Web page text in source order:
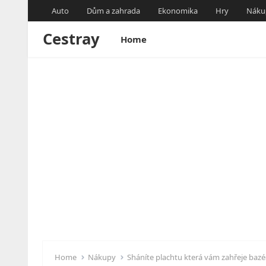
Auto Dům a zahrada Ekonomika Hry
Cestray Home
Home Nákupy Sháníte plachtu která vám zahřeje